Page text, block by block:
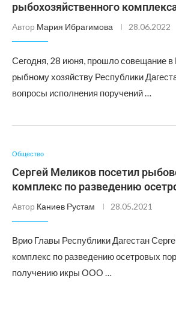
рыбохозяйственного
Автор Мария Ибрагимова 28.06.2022
Сегодня, 28 июня, прошло совещание в
рыбному хозяйству Республики
вопросы исполнения поручений …
Общество
Сергей Меликов посетил
комплекс по разведению
Автор Каниев Рустам 28.05.2021
Врио Главы Республики Дагестан
комплекс по разведению осетровых
получению икры ООО …